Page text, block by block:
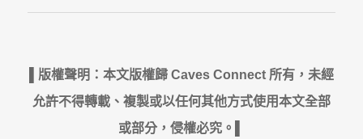
▌版權聲明：本文版權歸 Caves Connect 所有，未經
允許不得轉載、複製或以任何其他方式使用本文全部
或部分，侵權必究。▌